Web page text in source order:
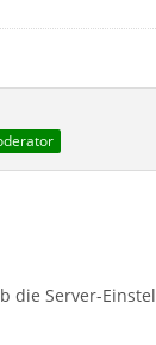
die Server-